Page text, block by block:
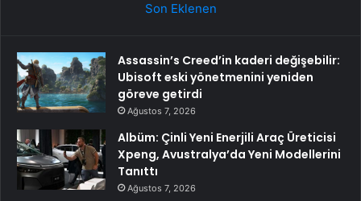
Son Eklenen
Assassin’s Creed’in kaderi değişebilir:
Ubisoft eski yönetmenini yeniden
göreve getirdi
Ağustos 7, 2026
Albüm: Çinli Yeni Enerjili Araç Üreticisi
Xpeng, Avustralya’da Yeni Modellerini
Tanıttı
Ağustos 7, 2026